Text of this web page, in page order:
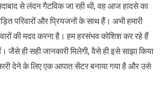
से लंदन गैटविक जा रही थी, वह आज हादसे का
परिवारों और प्रियजनों के साथ हैं। अभी हमारी
की मदद करना है। हम हरसंभव कोशिश कर रहे हैं
ही सही जानकारी मिलेगी, वैसे ही इसे साझा किया
देने के लिए एक आपात सेंटर बनाया गया है और उसे